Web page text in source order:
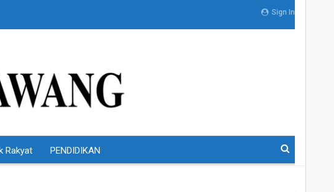
Sign In
Rakyat PENDIDIKAN